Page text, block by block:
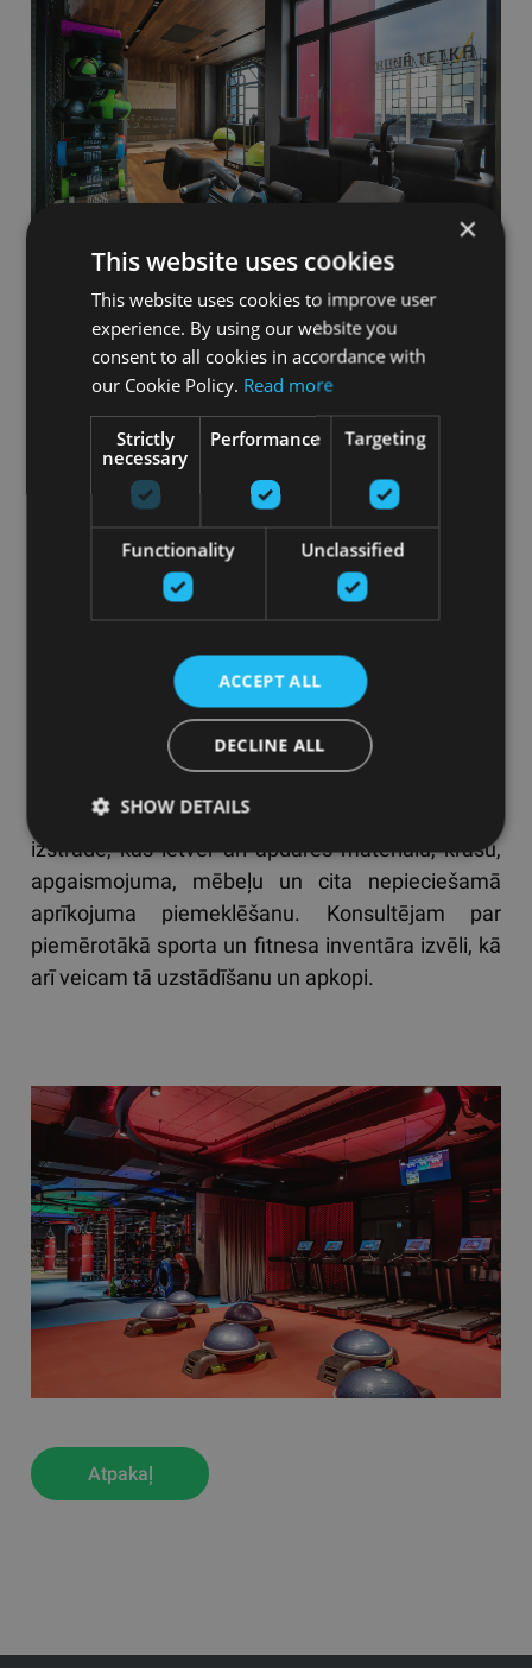
Jau vairāk kā 20 gadus Gfitness piedāvā
visplašāko sporta un fitnesa inventāra klāstu un
tā servisu 4 valstīs – Baltijā un Somijā.
Pateicoties gadu gaitā uzkrātajai pieredzei,
uzņēmums ir kļuvis par
uzticamu partneri
ekspertu fitnesa nozarē. Vienas
pieturas aģentūra veiksmīgu projektu
Mēs palīdzam saviem klientiem īstenot viņu
ieceres sākot no idejas līdz projekta gala
rezultātam. Projekta sākotnējā stadijā analizējam
klienta biznesa mērķus un veicam
funkcionālā plānojuma un vizuālās koncepcijas
izstrāde, kas ietver arī apdares materiālu, krāsu,
apgaismojuma, mēbeļu un cita nepieciešamā
aprīkojuma piemeklēšanu. Konsultējam par
piemērotākā sporta un fitnesa inventāra izvēli, kā
arī veicam tā uzstādīšanu un apkopi.
Atpakaļ
×
This website uses cookies
This website uses cookies to improve user
experience. By using our website you
consent to all cookies in accordance with
our Cookie Policy. Read more
Strictly
necessary
Performance Targeting
Functionality Unclassified
ACCEPT ALL
DECLINE ALL
SHOW DETAILS